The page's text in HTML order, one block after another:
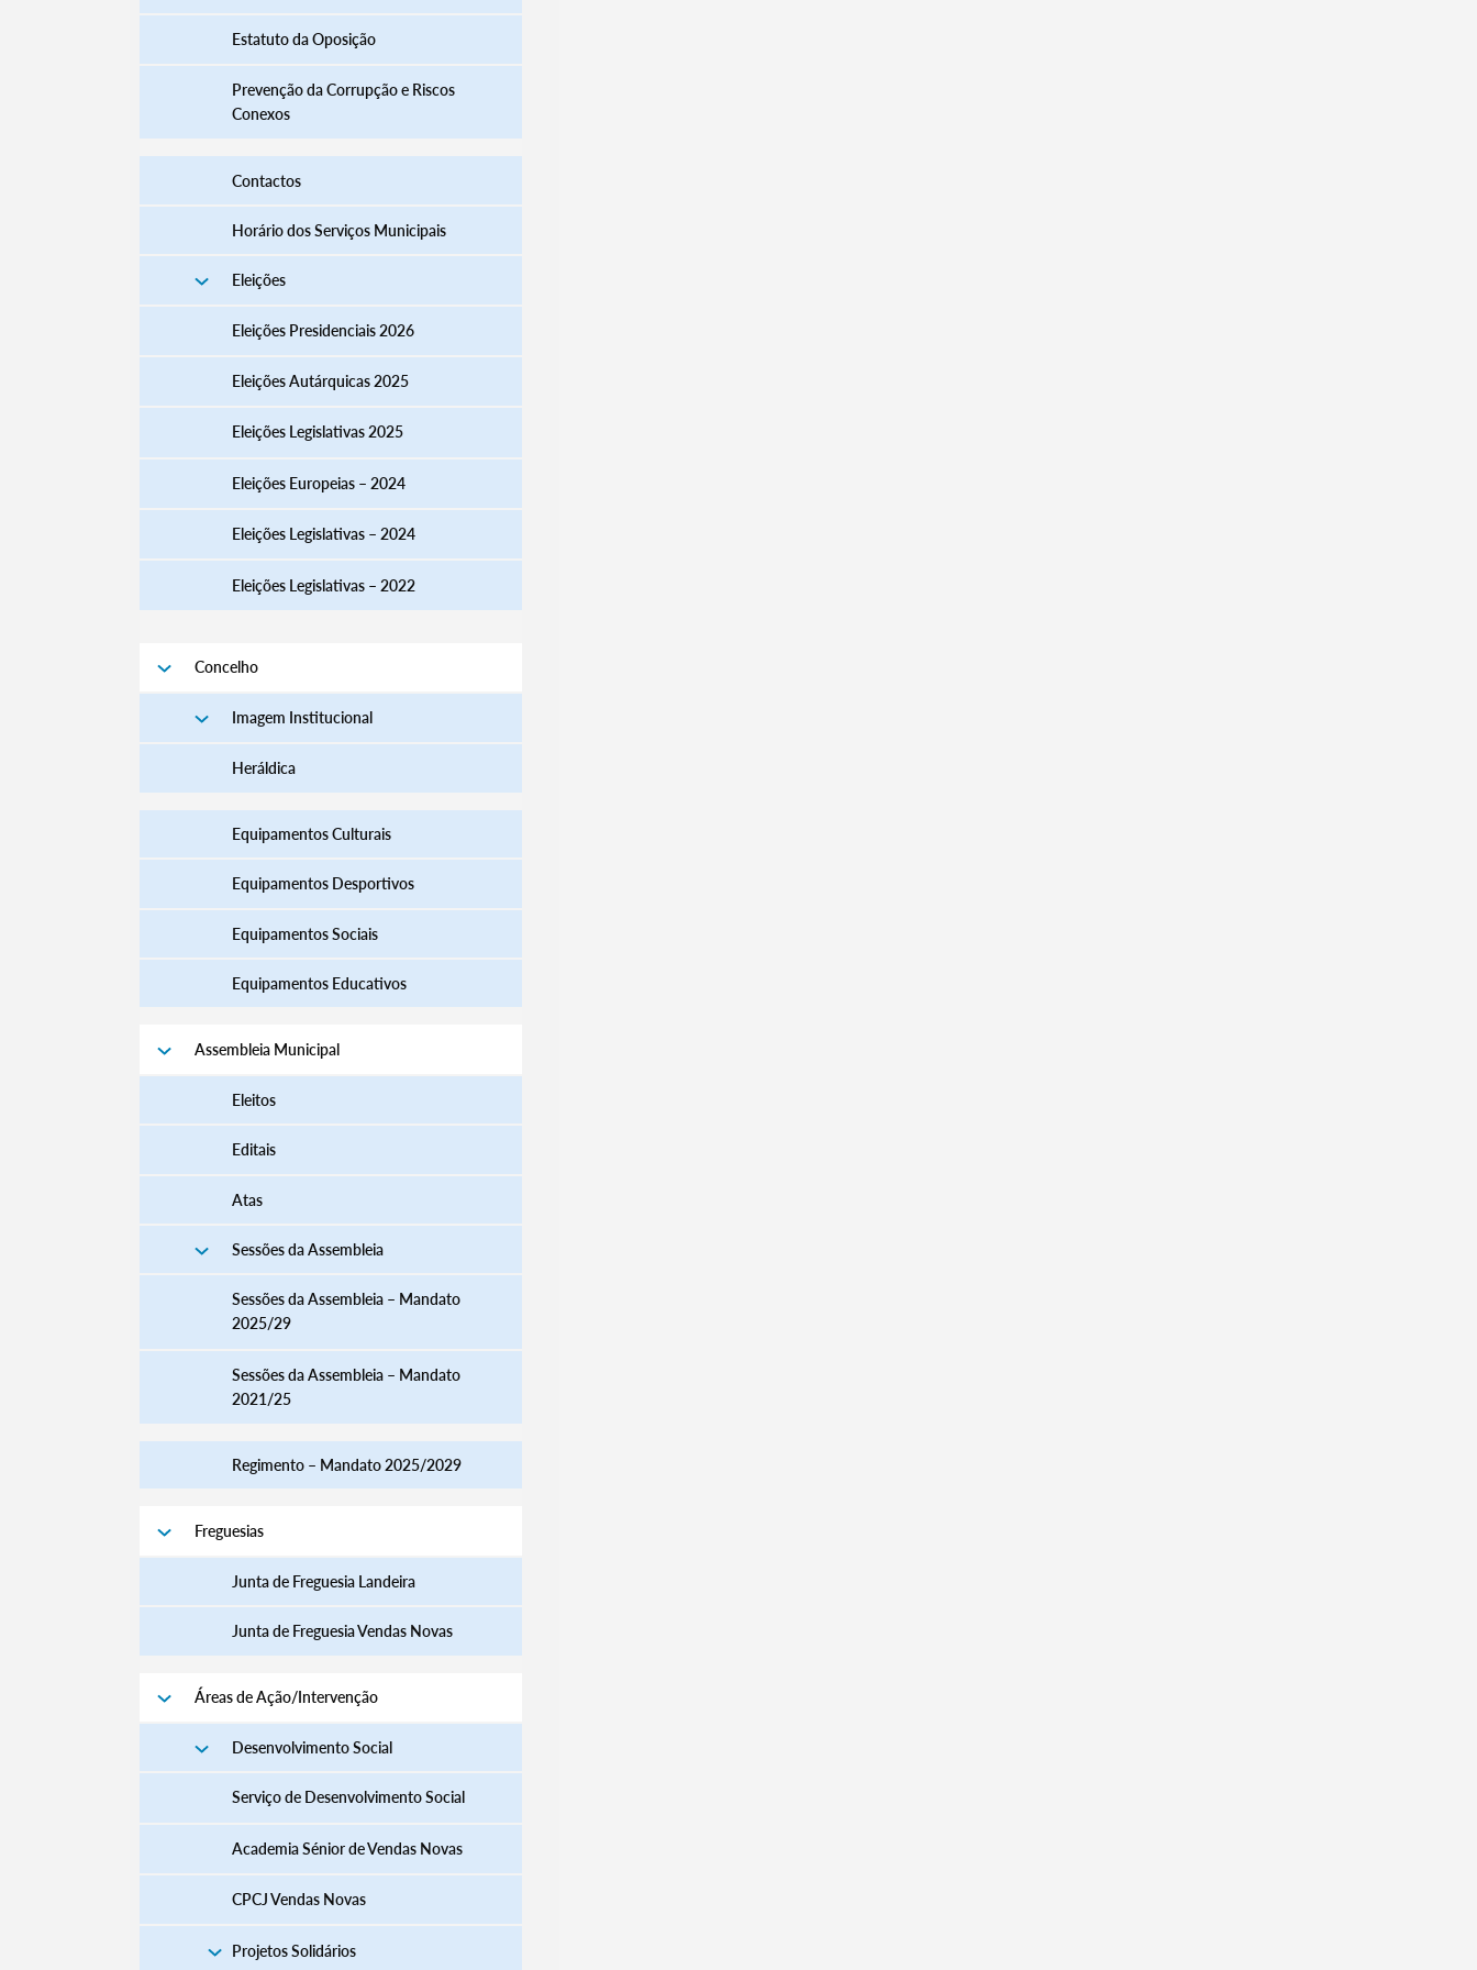
Termo de Pesquisa
Categorias gerais
Filtros
Estatuto da Oposição
Prevenção da Corrupção e Riscos
Conexos
Contactos
Horário dos Serviços Municipais
Eleições
Eleições Presidenciais 2026
Eleições Autárquicas 2025
Eleições Legislativas 2025
Eleições Europeias – 2024
Eleições Legislativas – 2024
Eleições Legislativas – 2022
Concelho
Imagem Institucional
Heráldica
Equipamentos Culturais
Equipamentos Desportivos
Equipamentos Sociais
Equipamentos Educativos
Assembleia Municipal
Eleitos
Editais
Atas
Sessões da Assembleia
Sessões da Assembleia – Mandato
2025/29
Sessões da Assembleia – Mandato
2021/25
Regimento – Mandato 2025/2029
Freguesias
Junta de Freguesia Landeira
Junta de Freguesia Vendas Novas
Áreas de Ação/Intervenção
Desenvolvimento Social
Serviço de Desenvolvimento Social
Academia Sénior de Vendas Novas
CPCJ Vendas Novas
Projetos Solidários